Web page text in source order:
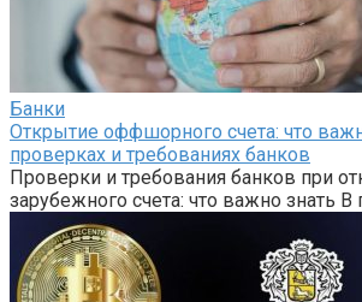
Банки
Открытие оффшорного счета: что
проверках и требованиях банков
Проверки и требования банков при
зарубежного счета: что важно знать